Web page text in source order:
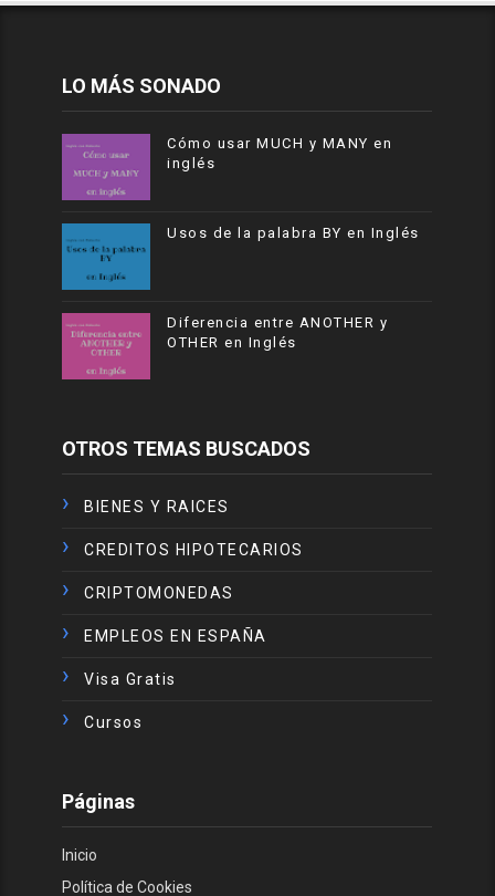
LO MÁS SONADO
Cómo usar MUCH y MANY en
inglés
Usos de la palabra BY en Inglés
Diferencia entre ANOTHER y
OTHER en Inglés
OTROS TEMAS BUSCADOS
BIENES Y RAICES
CREDITOS HIPOTECARIOS
CRIPTOMONEDAS
EMPLEOS EN ESPAÑA
Visa Gratis
Cursos
Páginas
Inicio
Política de Cookies